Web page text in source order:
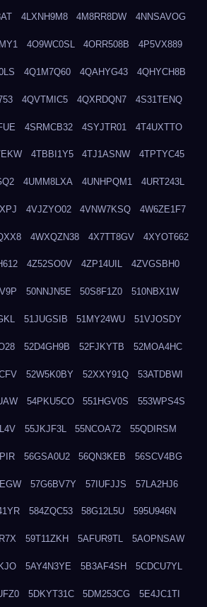
4LXNH9M8 4M8RR8DW 4NNSAVOG
4O9WC0SL 4ORR508B 4P5VX889
4Q1M7Q60 4QAHYG43 4QHYCH8B
4QVTMIC5 4QXRDQN7 4S31TENQ
4SRMCB32 4SYJTR01 4T4UXTTO
4TBBI1Y5 4TJ1ASNW 4TPTYC45
4UMM8LXA 4UNHPQM1 4URT243L
4VJZYO02 4VNW7KSQ 4W6ZE1F7
4WXQZN38 4X7TT8GV 4XYOT662
4Z52SO0V 4ZP14UIL 4ZVGSBH0
50NNJN5E 50S8F1Z0 510NBX1W
51JUGSIB 51MY24WU 51VJOSDY
52D4GH9B 52FJKYTB 52MOA4HC
52W5K0BY 52XXY91Q 53ATDBWI
54PKU5CO 551HGV0S 553WPS4S
55JKJF3L 55NCOA72 55QDIRSM
56GSA0U2 56QN3KEB 56SCV4BG
57G6BV7Y 57IUFJJS 57LA2HJ6
584ZQC53 58G12L5U 595U946N
59T11ZKH 5AFUR9TL 5AOPNSAW
5AY4N3YE 5B3AF4SH 5CDCU7YL
5DKYT31C 5DM253CG 5E4JC1TI